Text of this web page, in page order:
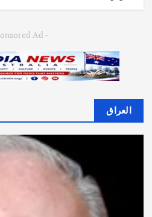
- Sponsored Ad -
العراق